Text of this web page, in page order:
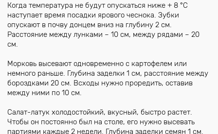
Когда температура не будут опускаться ниже + 8 °C
наступает время посадки ярового чеснока. Зубки
опускают в почву донцем вниз на глубину 2 см.
Расстояние между лунками – 10 см, между рядами – 20
см.
Морковь высевают одновременно с картофелем или
немного раньше. Глубина заделки 1 см, расстояние между
бороздками 20 см. Всходы нужно проредить, оставив
между ними по 10 см.
Салат-латук холодостойкий, вкусный, быстро растет.
Чтобы он постоянно был на столе, его нужно высевать
партиями каждые 2 недели. Глубина заделки семян 1 см.